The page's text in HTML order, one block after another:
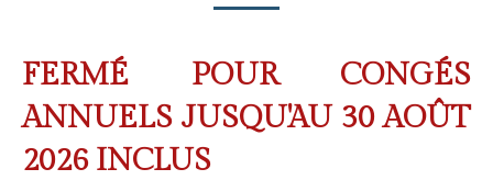
FERMÉ POUR CONGÉS
ANNUELS JUSQU'AU 30 AOÛT
2026 INCLUS